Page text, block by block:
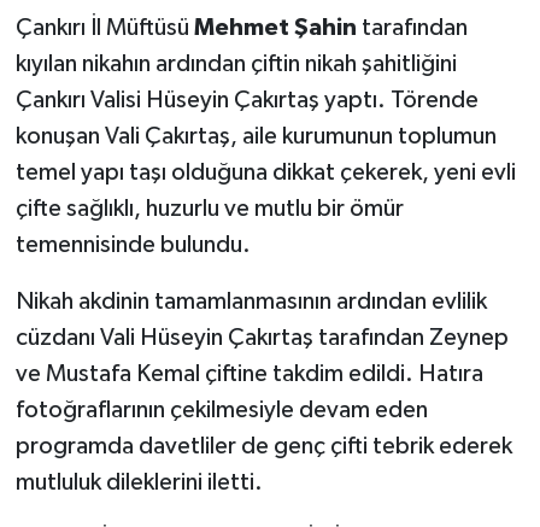
Çankırı İl Müftüsü Mehmet Şahin tarafından
kıyılan nikahın ardından çiftin nikah şahitliğini
Çankırı Valisi Hüseyin Çakırtaş yaptı. Törende
konuşan Vali Çakırtaş, aile kurumunun toplumun
temel yapı taşı olduğuna dikkat çekerek, yeni evli
çifte sağlıklı, huzurlu ve mutlu bir ömür
temennisinde bulundu.
Nikah akdinin tamamlanmasının ardından evlilik
cüzdanı Vali Hüseyin Çakırtaş tarafından Zeynep
ve Mustafa Kemal çiftine takdim edildi. Hatıra
fotoğraflarının çekilmesiyle devam eden
programda davetliler de genç çifti tebrik ederek
mutluluk dileklerini iletti.